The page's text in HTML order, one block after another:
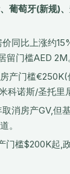
葡萄牙(新规)
同比上涨约
留门槛AED 2M
产门槛€250K(
科诺斯/圣托里
消房产GV,但
。
门槛$200K起,